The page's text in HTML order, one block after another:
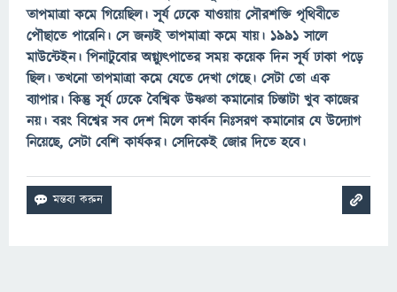
তাপমাত্রা কমে গিয়েছিল। সূর্য ঢেকে যাওয়ায় সৌরশক্তি পৃথিবীতে
পৌছাতে পারেনি। সে জন্যই তাপমাত্রা কমে যায়। ১৯৯১ সালে
মাউন্টেইন। পিনাটুবাের অগ্ন্যুৎপাতের সময় কয়েক দিন সূর্য ঢাকা পড়ে
ছিল। তখনাে তাপমাত্রা কমে যেতে দেখা গেছে। সেটা তাে এক
ব্যাপার। কিন্তু সূর্য ঢেকে বৈশ্বিক উষ্ণতা কমানাের চিন্তাটা খুব কাজের
নয়। বরং বিশ্বের সব দেশ মিলে কার্বন নিঃসরণ কমানাের যে উদ্যোগ
নিয়েছে, সেটা বেশি কার্যকর। সেদিকেই জোর দিতে হবে।